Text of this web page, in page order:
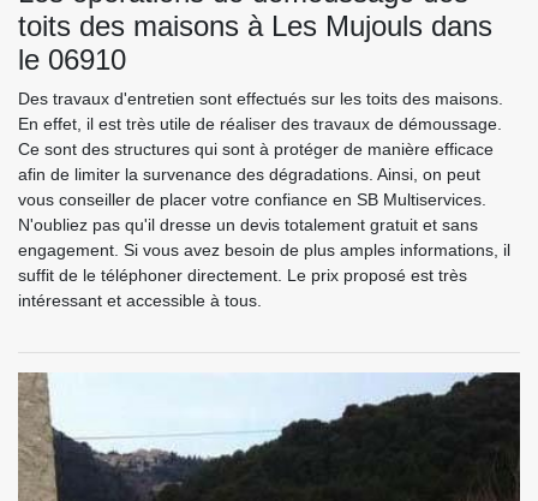
toits des maisons à Les Mujouls dans
le 06910
Des travaux d'entretien sont effectués sur les toits des maisons.
En effet, il est très utile de réaliser des travaux de démoussage.
Ce sont des structures qui sont à protéger de manière efficace
afin de limiter la survenance des dégradations. Ainsi, on peut
vous conseiller de placer votre confiance en SB Multiservices.
N'oubliez pas qu'il dresse un devis totalement gratuit et sans
engagement. Si vous avez besoin de plus amples informations, il
suffit de le téléphoner directement. Le prix proposé est très
intéressant et accessible à tous.